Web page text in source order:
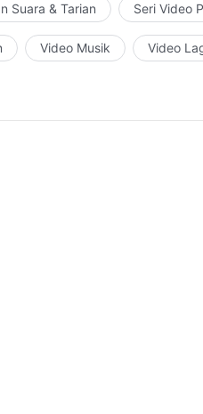
Suara & Tarian Seri Video
Video Musik Video